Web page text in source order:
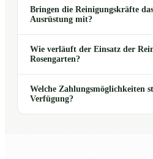
Bringen die Reinigungskräfte
Ausrüstung mit?
Wie verläuft der Einsatz der
Rosengarten?
Welche Zahlungsmöglichkeiten
Verfügung?